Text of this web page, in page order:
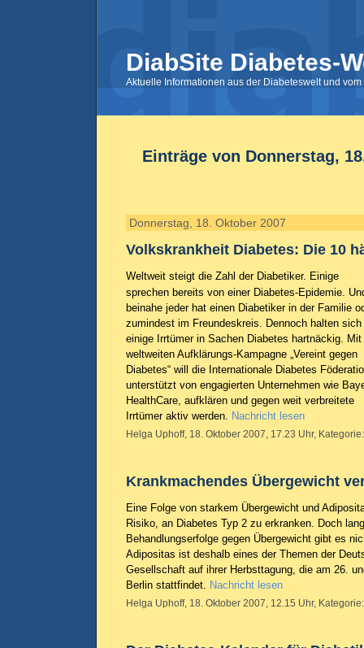
DiabSite Diabetes-
Aktuelle Informationen aus der Diabeteswelt und
Einträge von Donnerstag,
Donnerstag, 18. Oktober 2007
Volkskrankheit Diabetes: Die 10
Weltweit steigt die Zahl der Diabetiker. Einige
sprechen bereits von einer Diabetes-Epidemie.
beinahe jeder hat einen Diabetiker in der Familie
zumindest im Freundeskreis. Dennoch halten sich
einige Irrtümer in Sachen Diabetes hartnäckig. Mit
weltweiten Aufklärungs-Kampagne „Vereint gegen
Diabetes“ will die Internationale Diabetes
unterstützt von engagierten Unternehmen wie
HealthCare, aufklären und gegen weit verbreitete
Irrtümer aktiv werden. Nachricht lesen
Helga Uphoff, 18. Oktober 2007, 17.23 Uhr,
Krankmachendes Übergewicht
Eine Folge von starkem Übergewicht und
Risiko, an Diabetes Typ 2 zu erkranken. Doch
Behandlungserfolge gegen Übergewicht gibt es
Adipositas ist deshalb eines der Themen der
Gesellschaft auf ihrer Herbsttagung, die am 26.
Berlin stattfindet. Nachricht lesen
Helga Uphoff, 18. Oktober 2007, 12.15 Uhr,